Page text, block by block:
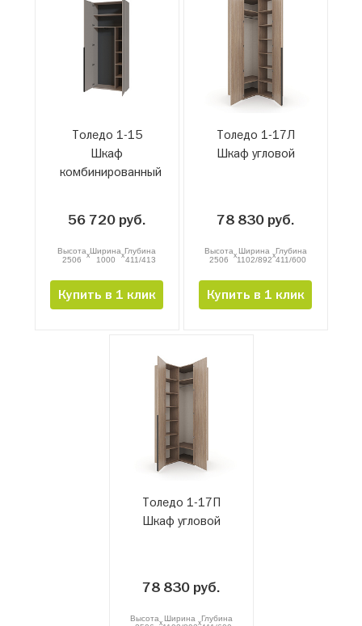
Толедо 1-15
Шкаф
комбинированный
56 720 руб.
Высота
2506
xШирина
1000
xГлубина
411/413
Купить в 1 клик
Толедо 1-17Л
Шкаф угловой
78 830 руб.
Высота
2506 x Ширина
1102/892xГлубина
411/600
Купить в 1 клик
Толедо 1-17П
Шкаф угловой
78 830 руб.
Высотаx Ширина xГлубина